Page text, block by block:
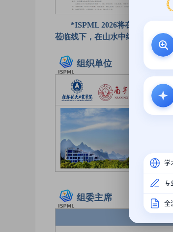
学
专
全
*ISPML 2026将在风景如画
莅临线下，在山水中细细感受当
组织单位
组委主席